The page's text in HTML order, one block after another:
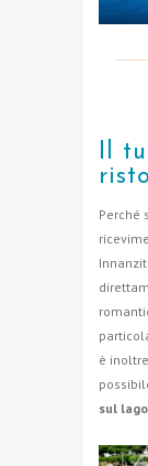
Il
Perché
è
sul lago